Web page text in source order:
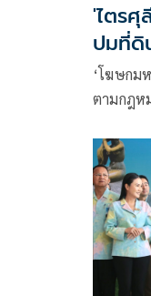
'ไตร
ปมที่ดิ
‘โฆษกม
ตามกฎห
ผู้บริสุทธิ์